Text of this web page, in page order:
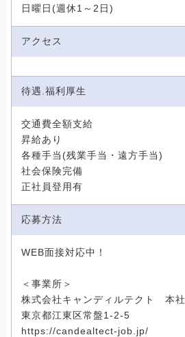
日曜日(週休1～2日)
アクセス
待遇.福利厚生
交通費全額支給
昇給あり
各種手当(残業手当・遠方手当)
社会保険完備
正社員登用有
応募方法
WEB面接対応中！
＜事業所＞
株式会社キャンディルテクト 本社
東京都江東区常盤1-2-5
https://candealtect-job.jp/